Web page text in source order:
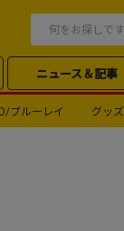
ニュース＆記事
ブルーレイ グッズ